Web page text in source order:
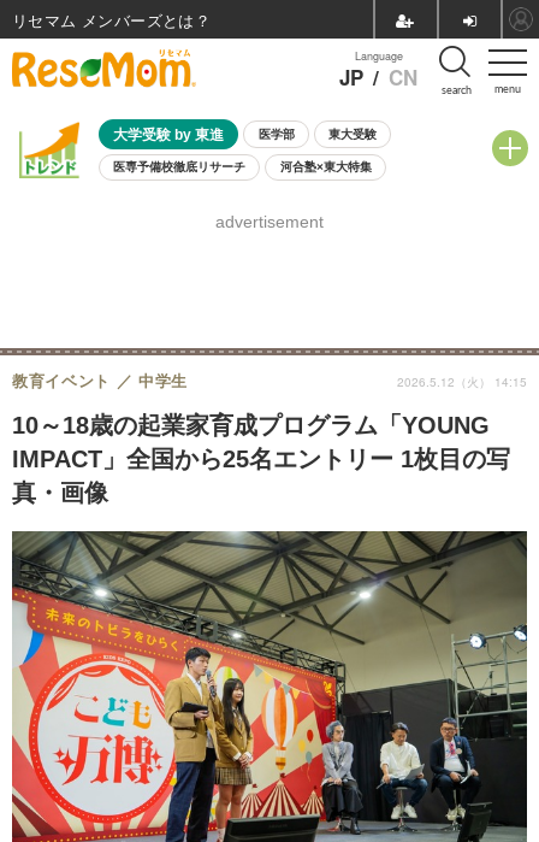
menu
Language
JP / CN search
大学受験 by 東進 医学部 東大受験
医専予備校徹底リサーチ 河合塾×東大特集
8月開催学校説明会・相談会
advertisement
10～18歳の起業家育成プログラム「YOUNG
IMPACT」全国から25名エントリー 1枚目の写
真・画像
教育イベント 中学生 2026.5.12（火） 14:15
リセマム メンバーズ